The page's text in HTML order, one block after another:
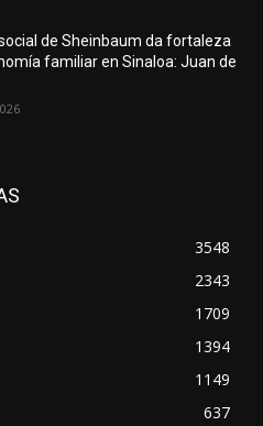
de Sheinbaum da fortaleza
familiar en Sinaloa: Juan de
3548
2343
1709
1394
1149
637